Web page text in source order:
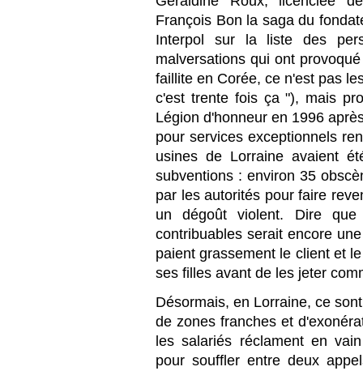
François Bon la saga du
Interpol sur la liste des
malversations qui ont
faillite en Corée, ce n'est pas
c'est trente fois ça "), mais
Légion d'honneur en 1996
pour services exceptionnels
usines de Lorraine avaient
subventions : environ 35
par les autorités pour faire
un dégoût violent. Dire
contribuables serait encore
paient grassement le client et
ses filles avant de les jeter
Désormais, en Lorraine, ce
de zones franches et
les salariés réclament en
pour souffler entre deux